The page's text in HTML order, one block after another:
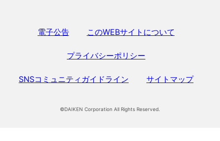
電子公告 このWEBサイトについて
プライバシーポリシー
SNSコミュニティガイドライン サイトマップ
©DAIKEN Corporation All Rights Reserved.